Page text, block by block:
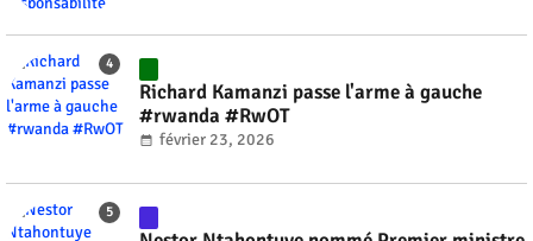
Richard Kamanzi passe l'arme à gauche
#rwanda #RwOT
février 23, 2026